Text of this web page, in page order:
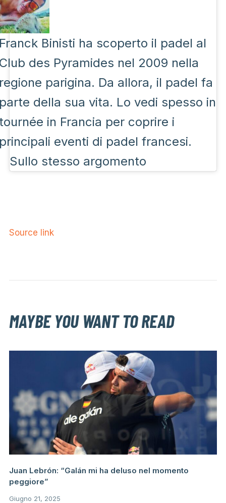
Binisti ha scoperto il padel al
des Pyramides nel 2009 nella
parigina. Da allora, il padel fa
della sua vita. Lo vedi spesso in
in Francia per coprire i
eventi di padel francesi.
Sullo stesso argomento
Source link
MAYBE YOU WANT TO READ
Juan Lebrón: “Galán mi ha deluso nel momento
peggiore”
Giugno 21, 2025